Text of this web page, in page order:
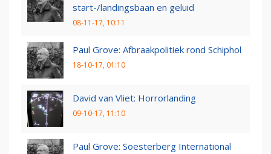
start-/landingsbaan en geluid
08-11-17, 10:11
Paul Grove: Afbraakpolitiek rond Schiphol
18-10-17, 01:10
David van Vliet: Horrorlanding
09-10-17, 11:10
Paul Grove: Soesterberg International